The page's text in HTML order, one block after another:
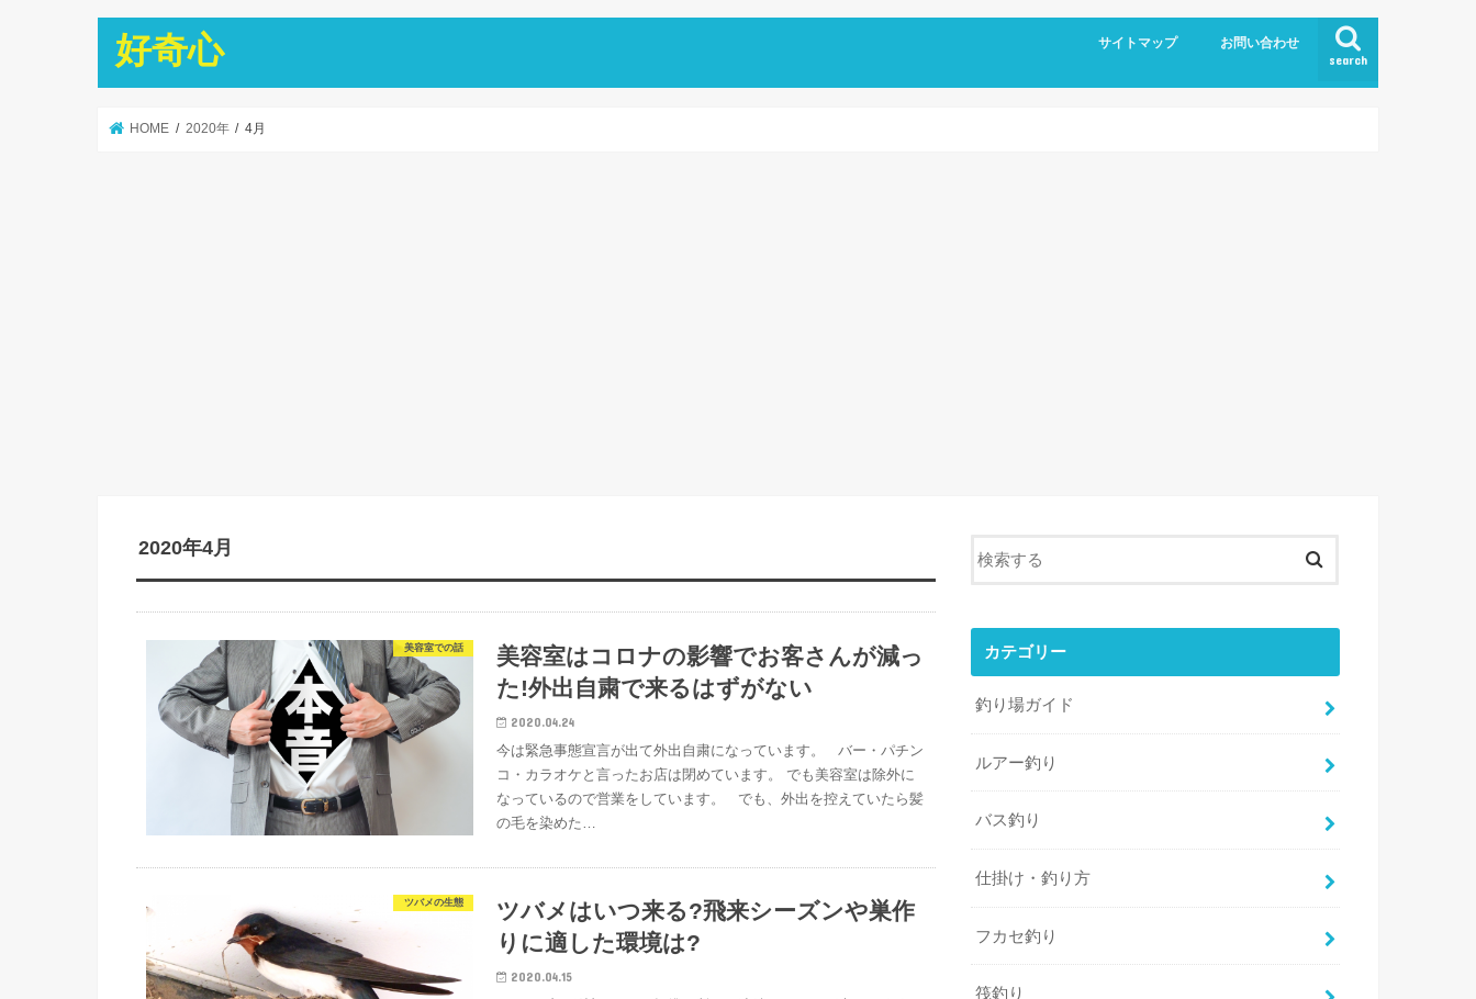
好奇心 search
サイトマップ お問い合わせ
HOME 2020年 4月
2020年4月
美容室での話
美容室はコロナの影響でお客さんが減っ
た!外出自粛で来るはずがない
2020.04.24
今は緊急事態宣言が出て外出自粛になっています。 バー・パチン
コ・カラオケと言ったお店は閉めています。 でも美容室は除外に
なっているので営業をしています。 でも、外出を控えていたら髪
の毛を染めた…
ツバメの生態
ツバメはいつ来る?飛来シーズンや巣作
りに適した環境は?
2020.04.15
カテゴリー
釣り場ガイド
ルアー釣り
バス釣り
仕掛け・釣り方
フカセ釣り
筏釣り